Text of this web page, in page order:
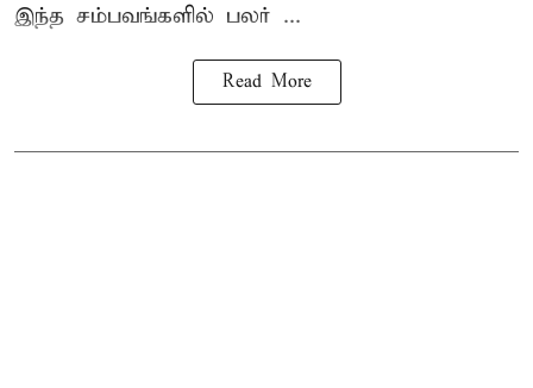
இந்த சம்பவங்களில் பலர் ...
Read More